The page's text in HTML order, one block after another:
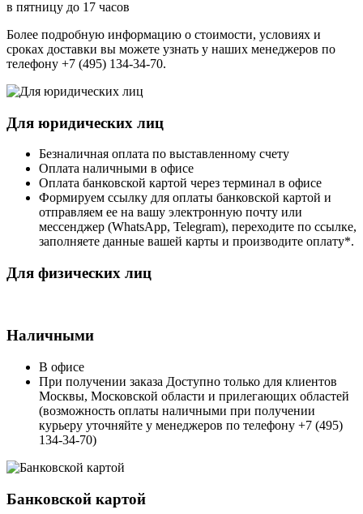
в пятницу до 17 часов
Более подробную информацию о стоимости, условиях и
сроках доставки вы можете узнать у наших менеджеров по
телефону +7 (495) 134-34-70.
Для юридических лиц
Безналичная оплата по выставленному счету
Оплата наличными в офисе
Оплата банковской картой через терминал в офисе
Формируем ссылку для оплаты банковской картой и
отправляем ее на вашу электронную почту или
мессенджер (WhatsApp, Telegram), переходите по ссылке,
заполняете данные вашей карты и производите оплату*.
Для физических лиц
Наличными
В офисе
При получении заказа Доступно только для клиентов
Москвы, Московской области и прилегающих областей
(возможность оплаты наличными при получении
курьеру уточняйте у менеджеров по телефону +7 (495)
134-34-70)
Банковской картой